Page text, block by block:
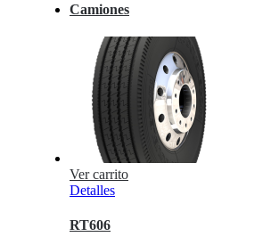
Camiones
Ver carrito
Detalles
RT606